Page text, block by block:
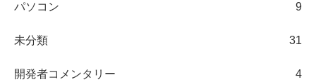
パソコン 9
未分類 31
開発者コメンタリー 4